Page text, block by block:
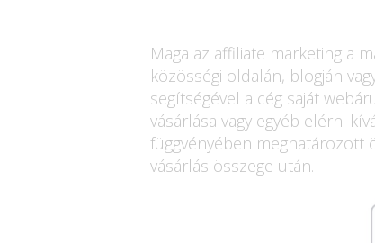
Maga az affiliate marketing a
közösségi oldalán, blogján
segítségével a cég saját
vásárlása vagy egyéb elérni
függvényében meghatározott
vásárlás összege után.